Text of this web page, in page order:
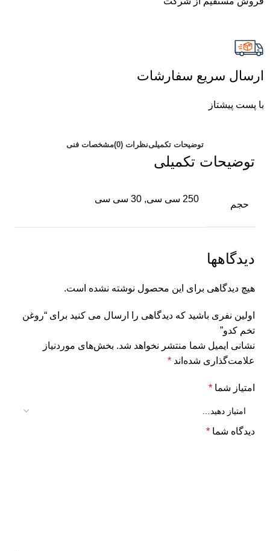
ارسال سریع سفارشات
با پست پیشتاز
توضیحات تکمیلینظرات (0) مشخصات فنی
توضیحات تکمیلی
حجم
250 سی سی, 30 سی سی
دیدگاهها
هیچ دیدگاهی برای این محصول نوشته نشده است.
اولین نفری باشید که دیدگاهی را ارسال می کنید برای “روغن
تخم کدو”
نشانی ایمیل شما منتشر نخواهد شد. بخش‌های موردنیاز
علامت‌گذاری شده‌اند *
امتیاز شما *
دیدگاه شما *